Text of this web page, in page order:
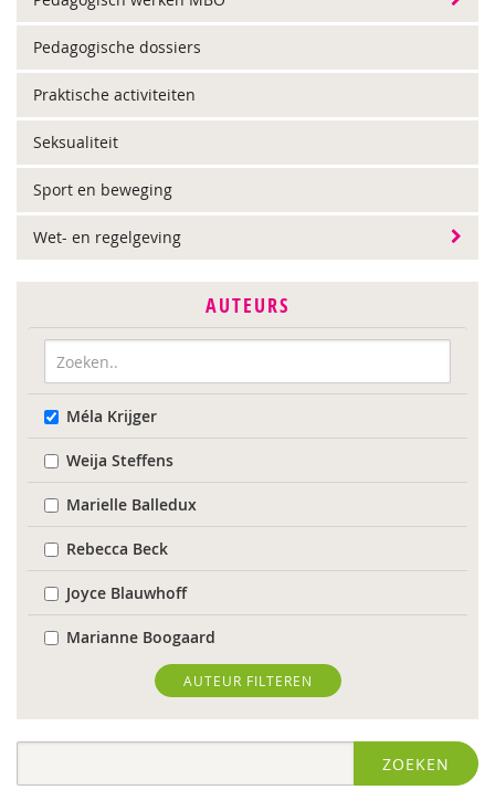
Pedagogische dossiers
Praktische activiteiten
Seksualiteit
Sport en beweging
Wet- en regelgeving
AUTEURS
Méla Krijger
Weija Steffens
Marielle Balledux
Rebecca Beck
Joyce Blauwhoff
Marianne Boogaard
Rhodé van den Born
Caroline Boudry
AUTEUR FILTEREN
ZOEKEN